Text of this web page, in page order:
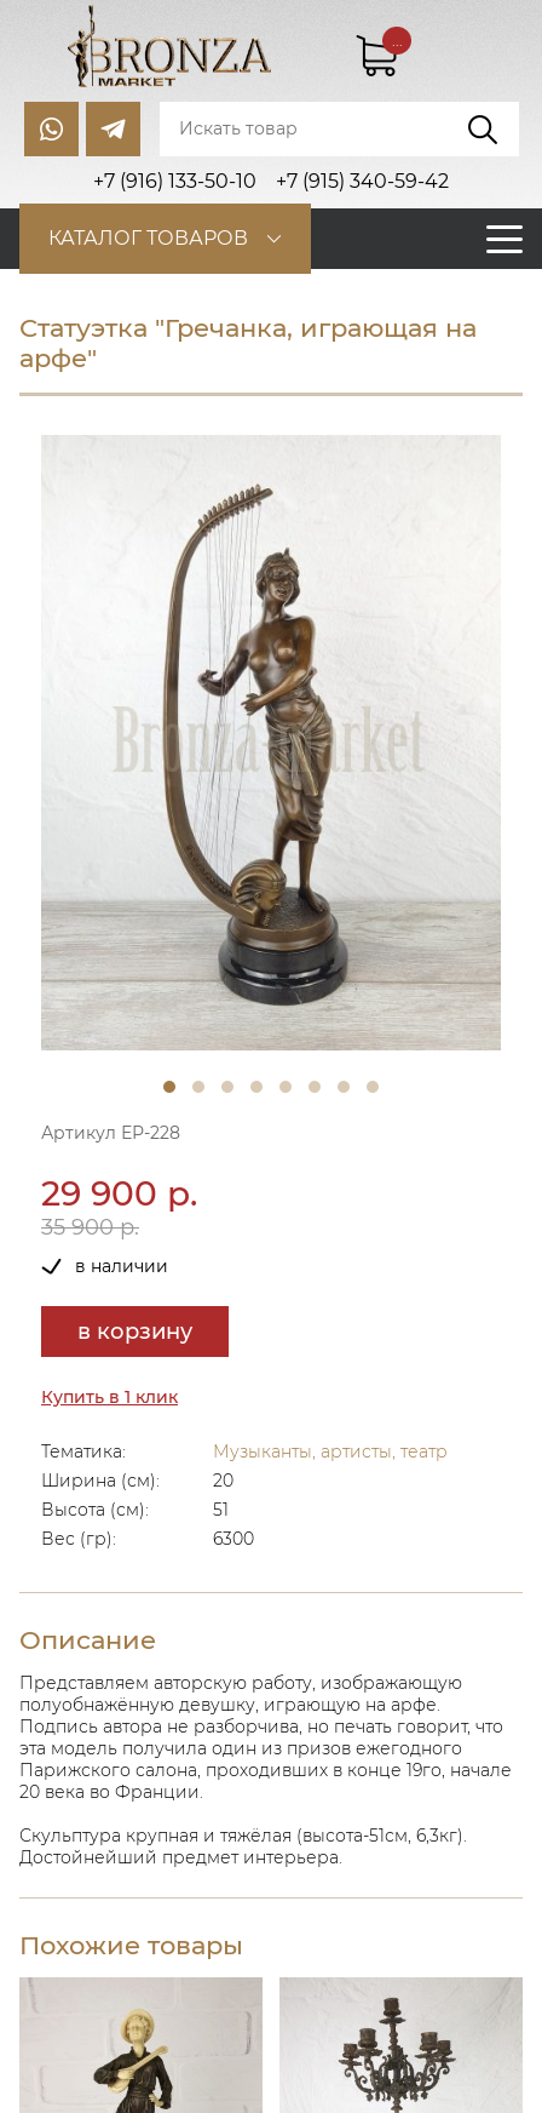
+7 (916) 133-50-10 +7 (915) 340-59-42
...
КАТАЛОГ ТОВАРОВ
Статуэтка "Гречанка, играющая на
арфе"
Артикул ЕР-228
29 900 р.
35 900 р.
в наличии
в корзину
Купить в 1 клик
Тематика:
Музыканты, артисты, театр
Ширина (см):
20
Высота (см):
51
Вес (гр):
6300
Описание
Представляем авторскую работу, изображающую
полуобнажённую девушку, играющую на арфе.
Подпись автора не разборчива, но печать говорит, что
эта модель получила один из призов ежегодного
Парижского салона, проходивших в конце 19го, начале
20 века во Франции.
Скульптура крупная и тяжёлая (высота-51см, 6,3кг).
Достойнейший предмет интерьера.
Похожие товары